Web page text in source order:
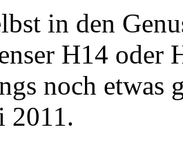
in den
H14 oder
noch etwas
2011.